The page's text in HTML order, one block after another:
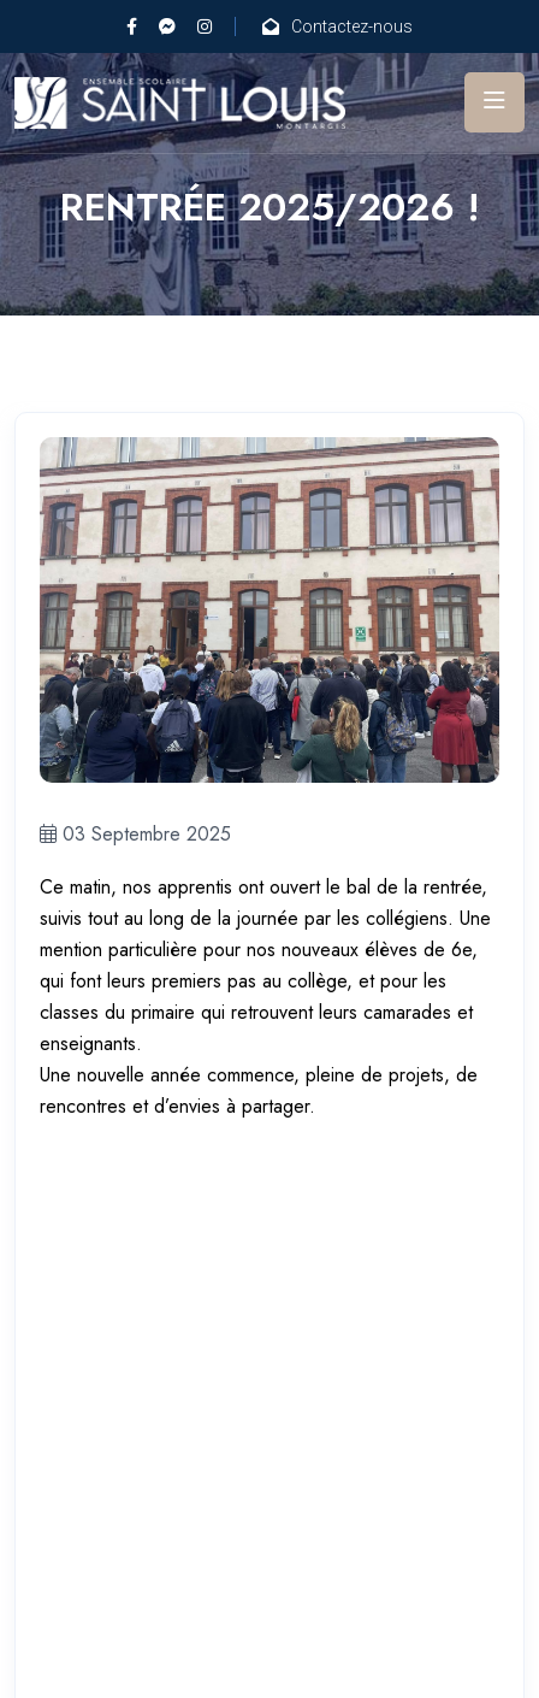
Contactez-nous
RENTRÉE 2025/2026 !
03 Septembre 2025
Ce matin, nos apprentis ont ouvert le bal de la rentrée,
suivis tout au long de la journée par les collégiens. Une
mention particulière pour nos nouveaux élèves de 6e,
qui font leurs premiers pas au collège, et pour les
classes du primaire qui retrouvent leurs camarades et
enseignants.
Une nouvelle année commence, pleine de projets, de
rencontres et d’envies à partager.